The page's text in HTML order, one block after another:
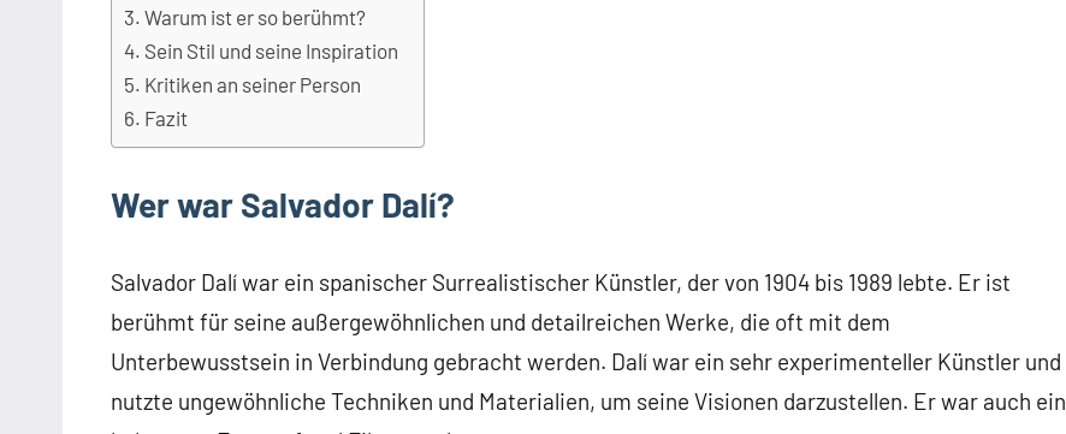
Warum ist er so berühmt?
Sein Stil und seine Inspiration
Kritiken an seiner Person
Fazit
Wer war Salvador Dalí?
Salvador Dalí war ein spanischer Surrealistischer Künstler, der von 1904 bis 1989 lebte. Er ist
berühmt für seine außergewöhnlichen und detailreichen Werke, die oft mit dem
Unterbewusstsein in Verbindung gebracht werden. Dalí war ein sehr experimenteller Künstler und
nutzte ungewöhnliche Techniken und Materialien, um seine Visionen darzustellen. Er war auch ein